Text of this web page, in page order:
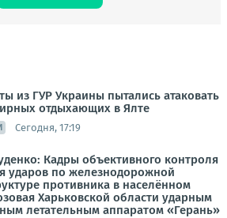
из ГУР Украины пытались атаковать
отдыхающих в Ялте
Сегодня, 17:19
Кадры объективного контроля
ударов по железнодорожной
противника в населённом
Харьковской области ударным
летательным аппаратом «Герань»